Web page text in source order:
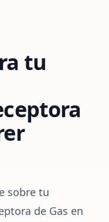
tu
sobre tu
de Gas en